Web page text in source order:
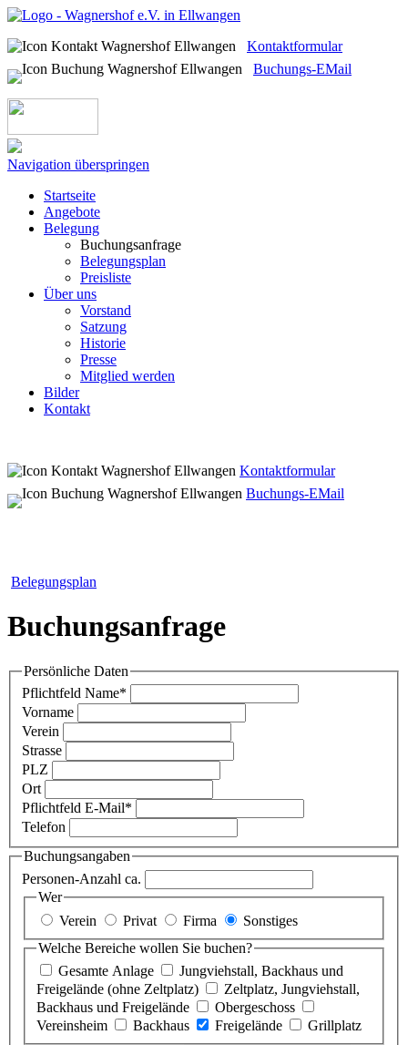
Kontaktformular
Buchungs-EMail
Navigation überspringen
Startseite
Angebote
Belegung
Buchungsanfrage
Belegungsplan
Preisliste
Über uns
Vorstand
Satzung
Historie
Presse
Mitglied werden
Bilder
Kontakt
Kontaktformular
Buchungs-EMail
Belegungsplan
Buchungsanfrage
Persönliche Daten
Pflichtfeld Name*
Vorname
Verein
Strasse
PLZ
Ort
Pflichtfeld E-Mail*
Telefon
Buchungsangaben
Personen-Anzahl ca.
Wer
Verein
Privat Firma
Sonstiges
Welche Bereiche wollen Sie buchen?
Gesamte Anlage
Jungviehstall, Backhaus und
Freigelände (ohne Zeltplatz)
Zeltplatz, Jungviehstall,
Backhaus und Freigelände
Obergeschoss
Vereinsheim
Backhaus Freigelände
Grillplatz